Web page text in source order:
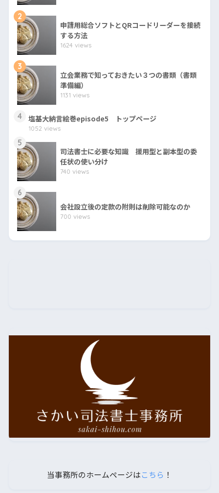
2
申請用総合ソフトとQRコードリーダーを接続
する方法
1624 views
3
立会業務で知っておきたい３つの書類（書類
準備編）
1131 views
4 塩基大納言絵巻episode5 トップページ
1052 views
5
司法書士に必要な知識 援用型と副本型の委
任状の使い分け
740 views
6
会社設立後の定款の附則は削除可能なのか
700 views
当事務所のホームページはこちら ！